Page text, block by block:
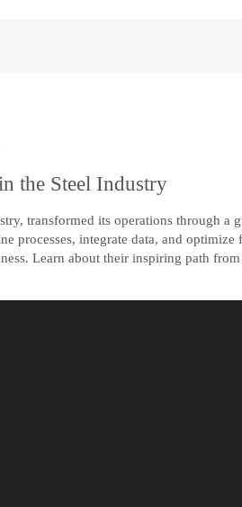
the Steel Industry
transformed its operations through
integrate data, and
Learn about their inspiring path